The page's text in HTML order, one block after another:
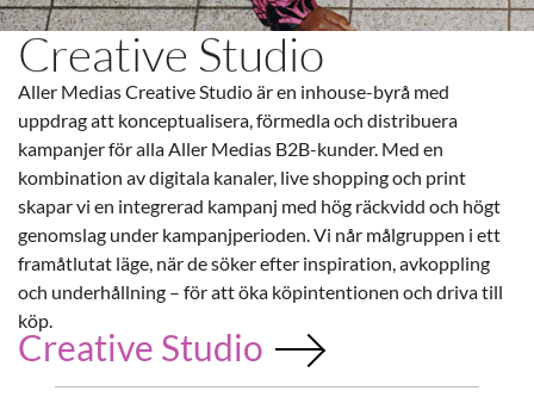
Creative Studio
Aller Medias Creative Studio är en inhouse-byrå med
uppdrag att konceptualisera, förmedla och distribuera
kampanjer för alla Aller Medias B2B-kunder. Med en
kombination av digitala kanaler, live shopping och print
skapar vi en integrerad kampanj med hög räckvidd och högt
genomslag under kampanjperioden. Vi når målgruppen i ett
framåtlutat läge, när de söker efter inspiration, avkoppling
och underhållning – för att öka köpintentionen och driva till
köp.
Creative Studio